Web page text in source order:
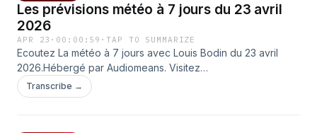
Les prévisions météo à 7 jours du 23 avril
2026
APR 23 · 00:00:59 ·TAP TO SUMMARIZE
Ecoutez La météo à 7 jours avec Louis Bodin du 23 avril
2026.Hébergé par Audiomeans. Visitez
audiomeans.fr/politique-de-confidentialite pour plus
d'informations.
Transcribe →